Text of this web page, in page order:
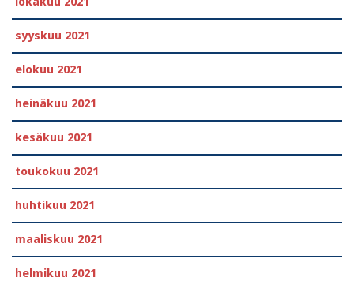
syyskuu 2021
elokuu 2021
heinäkuu 2021
kesäkuu 2021
toukokuu 2021
huhtikuu 2021
maaliskuu 2021
helmikuu 2021